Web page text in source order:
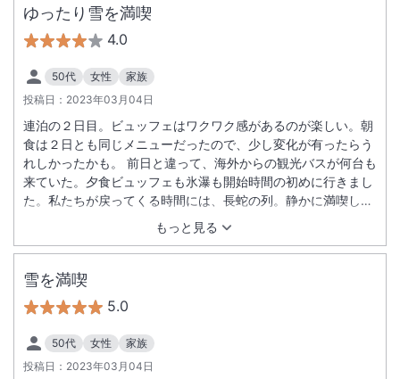
ゆったり雪を満喫
4.0
50代 女性
家族
投稿日： 2023年03月04日
もっと見る
連泊の２日目。ビュッフェはワクワク感があるのが楽しい。朝
食は２日とも同じメニューだったので、少し変化が有ったらう
れしかったかも。 前日と違って、海外からの観光バスが何台も
来ていた。夕食ビュッフェも氷瀑も開始時間の初めに行きまし
た。私たちが戻ってくる時間には、長蛇の列。静かに満喫した
い方は開始時間の一番に行くことをお勧めします。
雪を満喫
5.0
50代 女性
家族
投稿日： 2023年03月04日